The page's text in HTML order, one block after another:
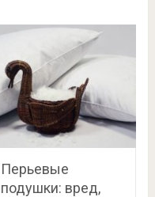
Перьевые
подушки: вред,